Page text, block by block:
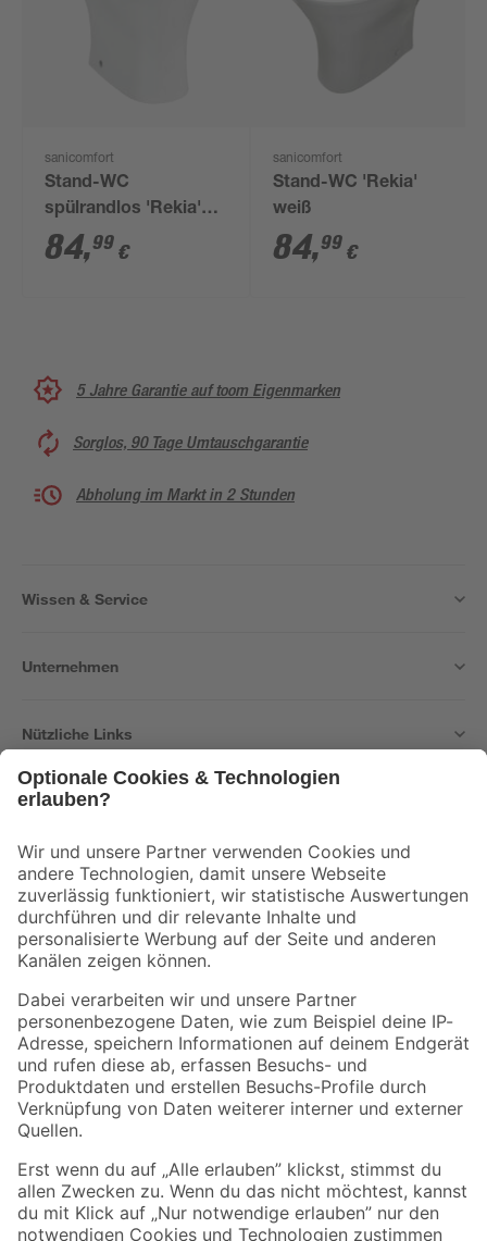
sanicomfort
Stand-WC
spülrandlos 'Rekia'
weiß
84,99 €
sanicomfort
Stand-WC 'Rekia'
weiß
84,99 €
5 Jahre Garantie auf toom Eigenmarken
Sorglos, 90 Tage Umtauschgarantie
Abholung im Markt in 2 Stunden
Wissen & Service
Unternehmen
Nützliche Links
Der toom Newsletter: Keine Angebote und Aktionen mehr verpassen!
Zur Newsletter Anmeldung
Folge uns
Zahlungsarten Versandarten
Sicher einkaufen
Jetzt die toom-App herunterladen